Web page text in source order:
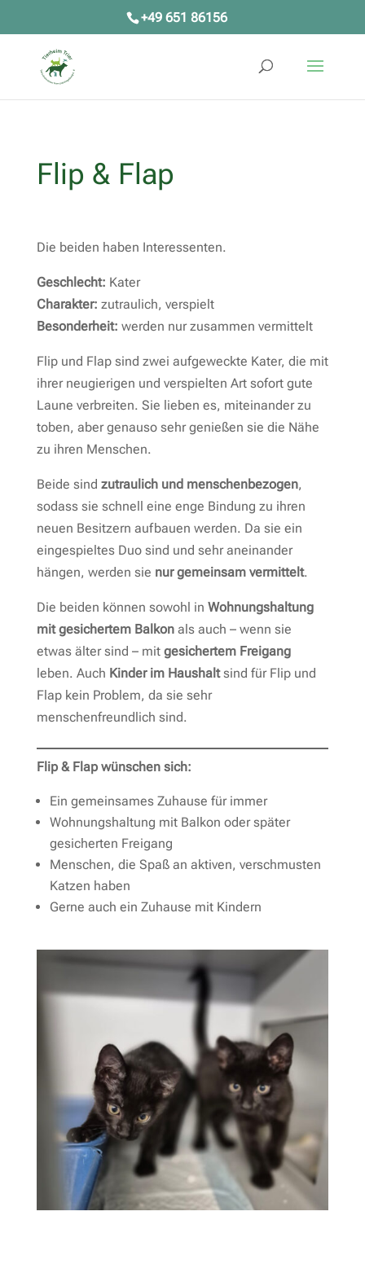
+49 651 86156
Flip & Flap
Die beiden haben Interessenten.
Geschlecht: Kater
Charakter: zutraulich, verspielt
Besonderheit: werden nur zusammen vermittelt
Flip und Flap sind zwei aufgeweckte Kater, die mit
ihrer neugierigen und verspielten Art sofort gute
Laune verbreiten. Sie lieben es, miteinander zu
toben, aber genauso sehr genießen sie die Nähe
zu ihren Menschen.
Beide sind zutraulich und menschenbezogen,
sodass sie schnell eine enge Bindung zu ihren
neuen Besitzern aufbauen werden. Da sie ein
eingespieltes Duo sind und sehr aneinander
hängen, werden sie nur gemeinsam vermittelt.
Die beiden können sowohl in Wohnungshaltung
mit gesichertem Balkonals auch – wenn sie
etwas älter sind – mit gesichertem Freigang
leben. Auch Kinder im Haushaltsind für Flip und
Flap kein Problem, da sie sehr
menschenfreundlich sind.
Flip & Flap wünschen sich:
Ein gemeinsames Zuhause für immer
Wohnungshaltung mit Balkon oder später
gesicherten Freigang
Menschen, die Spaß an aktiven, verschmusten
Katzen haben
Gerne auch ein Zuhause mit Kindern